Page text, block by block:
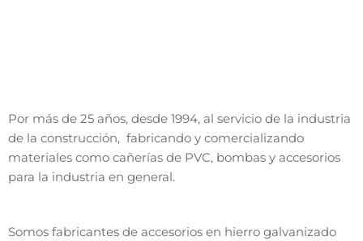
Por más de 25 años, desde 1994, al servicio de la industria
de la construcción, fabricando y comercializando
materiales como cañerías de PVC, bombas y accesorios
para la industria en general.
Somos fabricantes de accesorios en hierro galvanizado